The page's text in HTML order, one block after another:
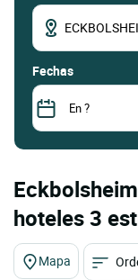
fechas
hoteles 3
Mapa